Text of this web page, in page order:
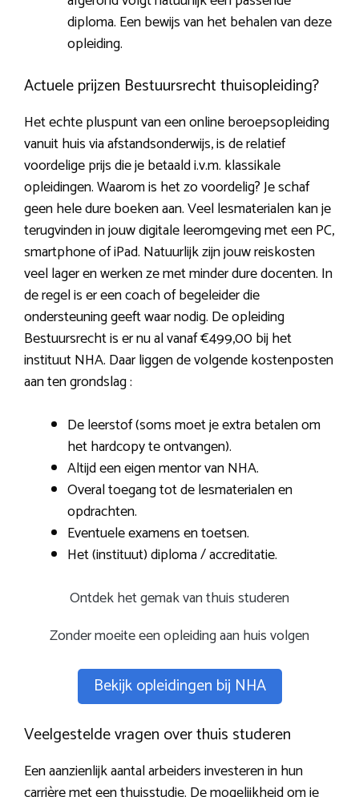
diploma. Een bewijs van het behalen van deze
opleiding.
Actuele prijzen Bestuursrecht thuisopleiding?
Het echte pluspunt van een online beroepsopleiding
vanuit huis via afstandsonderwijs, is de relatief
voordelige prijs die je betaald i.v.m. klassikale
opleidingen. Waarom is het zo voordelig? Je schaf
geen hele dure boeken aan. Veel lesmaterialen kan je
terugvinden in jouw digitale leeromgeving met een PC,
smartphone of iPad. Natuurlijk zijn jouw reiskosten
veel lager en werken ze met minder dure docenten. In
de regel is er een coach of begeleider die
ondersteuning geeft waar nodig. De opleiding
Bestuursrecht is er nu al vanaf €499,00 bij het
instituut NHA. Daar liggen de volgende kostenposten
aan ten grondslag :
De leerstof (soms moet je extra betalen om
het hardcopy te ontvangen).
Altijd een eigen mentor van NHA.
Overal toegang tot de lesmaterialen en
opdrachten.
Eventuele examens en toetsen.
Het (instituut) diploma / accreditatie.
Ontdek het gemak van thuis studeren
Zonder moeite een opleiding aan huis volgen
Bekijk opleidingen bij NHA
Veelgestelde vragen over thuis studeren
Een aanzienlijk aantal arbeiders investeren in hun